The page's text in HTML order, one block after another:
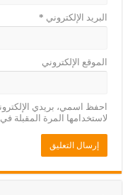
البريد الإلكتروني *
الموقع الإلكتروني
احفظ اسمي، بريدي
لاستخدامها المرة المقبلة